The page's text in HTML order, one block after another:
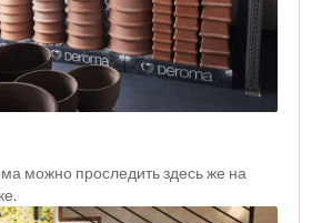
можно проследить здесь же на